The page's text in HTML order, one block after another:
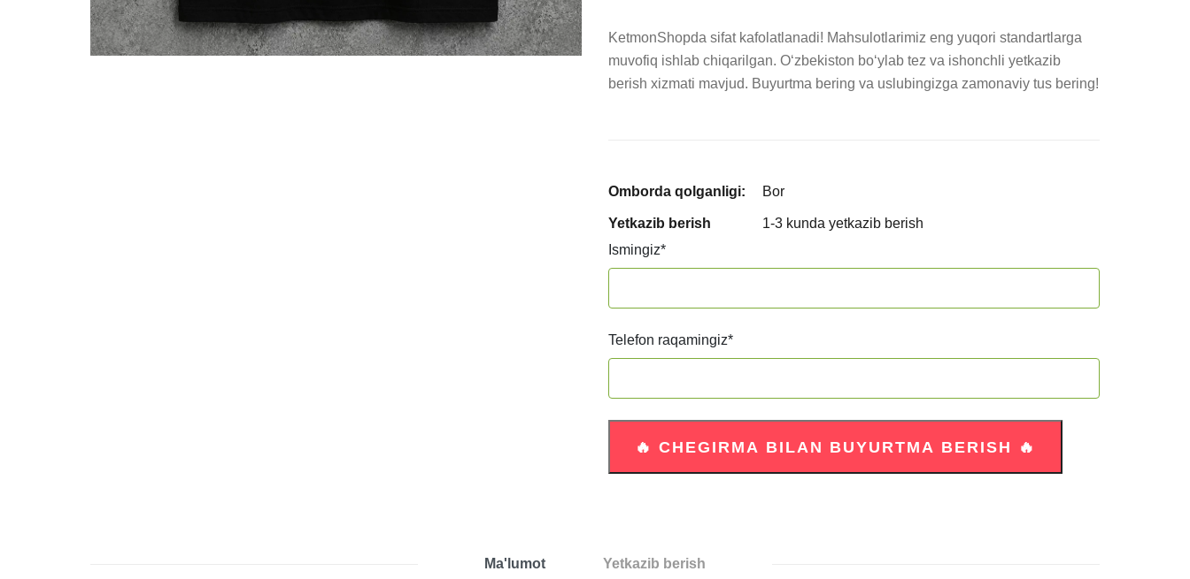
KetmonShopda sifat kafolatlanadi! Mahsulotlarimiz eng yuqori standartlarga
muvofiq ishlab chiqarilgan. O‘zbekiston bo‘ylab tez va ishonchli yetkazib
berish xizmati mavjud. Buyurtma bering va uslubingizga zamonaviy tus bering!
Omborda qolganligi: Bor
Yetkazib berish
1-3 kunda yetkazib berish
Ismingiz*
Telefon raqamingiz*
Ma'lumot Yetkazib berish